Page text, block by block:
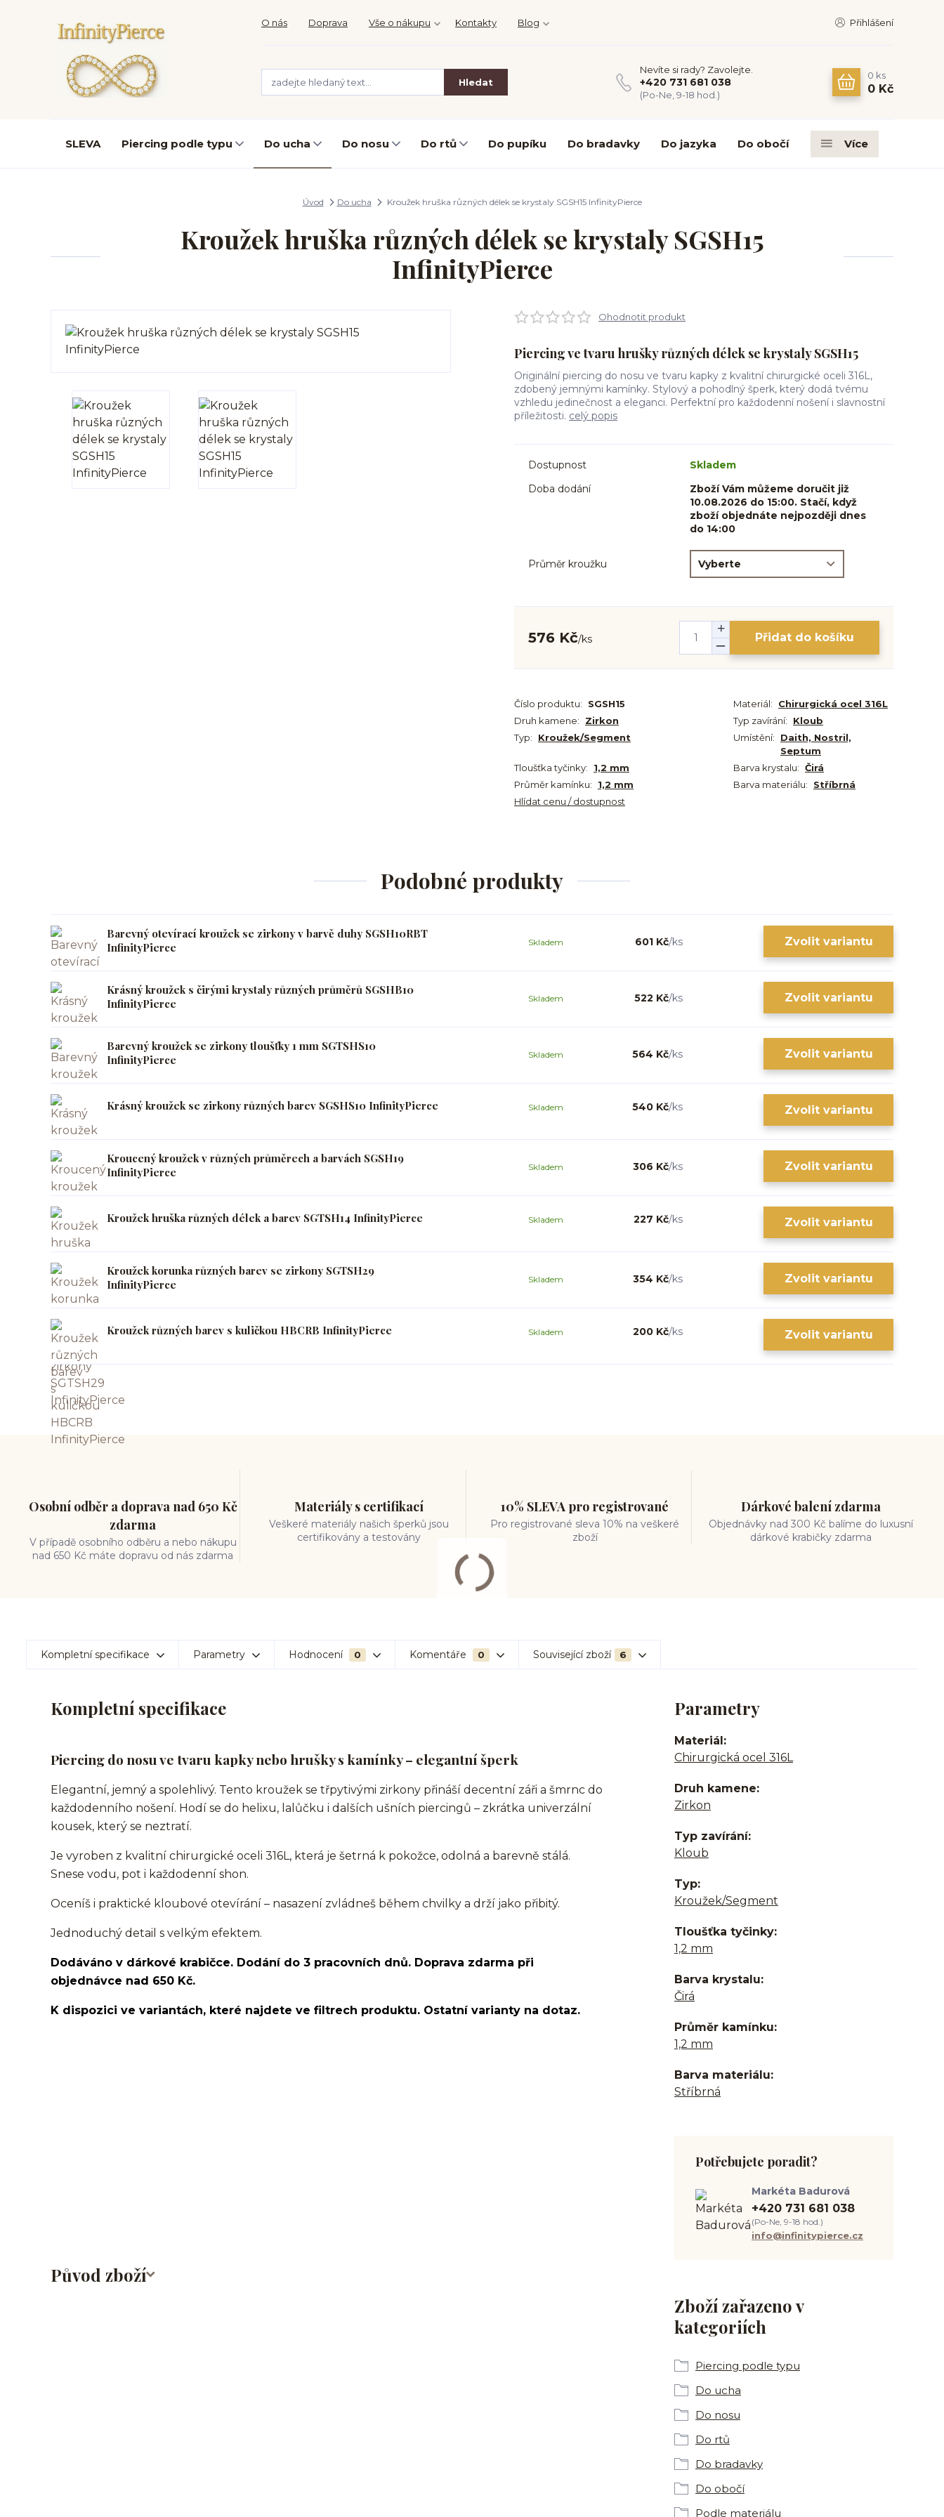
O nás Doprava Vše o nákupu Kontakty Blog Přihlášení
Hledat
Nevíte si rady? Zavolejte.
+420 731 681 038
(Po-Ne, 9-18 hod.)
0 ks
0 Kč
SLEVA Piercing podle typu Do ucha Do nosu Do rtů Do pupíku Do bradavky Do jazyka Do obočí Více
Úvod Do ucha Kroužek hruška různých délek se krystaly SGSH15 InfinityPierce
Kroužek hruška různých délek se krystaly SGSH15
InfinityPierce
Ohodnotit produkt
Piercing ve tvaru hrušky různých délek se krystaly SGSH15
Originální piercing do nosu ve tvaru kapky z kvalitní chirurgické oceli 316L,
zdobený jemnými kamínky. Stylový a pohodlný šperk, který dodá tvému
vzhledu jedinečnost a eleganci. Perfektní pro každodenní nošení i slavnostní
příležitosti. celý popis
Dostupnost
Skladem
Doba dodání
Zboží Vám můžeme doručit již
10.08.2026 do 15:00. Stačí, když
zboží objednáte nejpozději dnes
do 14:00
Průměr kroužku
576 Kč/ks Přidat do košíku
Číslo produktu: SGSH15 Materiál:
Chirurgická ocel 316L
Druh kamene:
Zirkon Typ zavírání:
Kloub
Typ:
Kroužek/Segment Umístění:
Daith, Nostril,
Septum
Tloušťka tyčinky:
1,2 mm Barva krystalu: Čirá
Průměr kamínku:
1,2 mm Barva materiálu:
Stříbrná
Hlídat cenu / dostupnost
Podobné produkty
Barevný otevírací kroužek se zirkony v barvě duhy SGSH10RBT
InfinityPierce
601 Kč/ks
Skladem Zvolit variantu
Krásný kroužek s čirými krystaly různých průměrů SGSHB10
InfinityPierce
522 Kč/ks
Skladem Zvolit variantu
Barevný kroužek se zirkony tloušťky 1 mm SGTSHS10
InfinityPierce
564 Kč/ks
Skladem Zvolit variantu
Krásný kroužek se zirkony různých barev SGSHS10 InfinityPierce 540 Kč/ks
Skladem Zvolit variantu
Kroucený kroužek v různých průměrech a barvách SGSH19
InfinityPierce
306 Kč/ks
Skladem Zvolit variantu
Kroužek hruška různých délek a barev SGTSH14 InfinityPierce 227 Kč/ks
Skladem Zvolit variantu
Kroužek korunka různých barev se zirkony SGTSH29
InfinityPierce
354 Kč/ks
Skladem Zvolit variantu
Kroužek různých barev s kuličkou HBCRB InfinityPierce 200 Kč/ks
Skladem Zvolit variantu
Osobní odběr a doprava nad 650 Kč
zdarma
V případě osobního odběru a nebo nákupu
nad 650 Kč máte dopravu od nás zdarma
Materiály s certifikací
Veškeré materiály našich šperků jsou
certifikovány a testovány
10% SLEVA pro registrované
Pro registrované sleva 10% na veškeré
zboží
Dárkové balení zdarma
Objednávky nad 300 Kč balíme do luxusní
dárkové krabičky zdarma
Kompletní specifikace Parametry Hodnocení 0 Komentáře 0 Související zboží 6
Kompletní specifikace
Piercing do nosu ve tvaru kapky nebo hrušky s kamínky – elegantní šperk
Elegantní, jemný a spolehlivý. Tento kroužek se třpytivými zirkony přináší decentní záři a šmrnc do
každodenního nošení. Hodí se do helixu, lalůčku i dalších ušních piercingů – zkrátka univerzální
kousek, který se neztratí.
Je vyroben z kvalitní chirurgické oceli 316L, která je šetrná k pokožce, odolná a barevně stálá.
Snese vodu, pot i každodenní shon.
Oceníš i praktické kloubové otevírání – nasazení zvládneš během chvilky a drží jako přibitý.
Jednoduchý detail s velkým efektem.
Dodáváno v dárkové krabičce. Dodání do 3 pracovních dnů. Doprava zdarma při
objednávce nad 650 Kč.
K dispozici ve variantách, které najdete ve filtrech produktu. Ostatní varianty na dotaz.
Původ zboží
Parametry
Materiál
Chirurgická ocel 316L
Druh kamene
Zirkon
Typ zavírání
Kloub
Typ
Kroužek/Segment
Tloušťka tyčinky
1,2 mm
Barva krystalu
Čirá
Průměr kamínku
1,2 mm
Barva materiálu
Stříbrná
Zboží zařazeno v
kategoriích
Piercing podle typu
Do ucha
Do nosu
Do rtů
Do bradavky
Do obočí
Podle materiálu
Potřebujete poradit?
Markéta Badurová
+420 731 681 038
(Po-Ne, 9-18 hod.)
info@infinitypierce.cz